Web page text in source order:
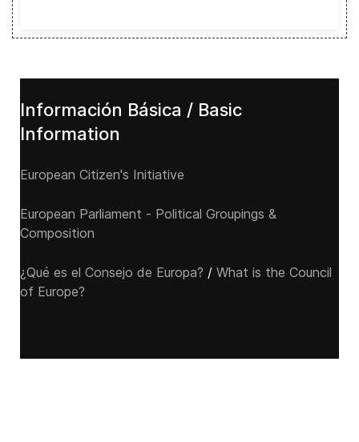
Información Básica / Basic
Information
European Citizen's Initiative
European Parliament - Political Groupings &
Composition
¿Qué es el Consejo de Europa? / What is the Council
of Europe?